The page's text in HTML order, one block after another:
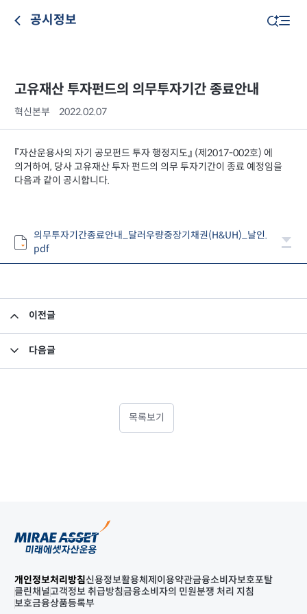
공시정보
고유재산 투자펀드의 의무투자기간 종료안내
혁신본부 2022.02.07
『자산운용사의 자기 공모펀드 투자 행정지도』 (제2017-002호) 에
의거하여, 당사 고유재산 투자 펀드의 의무 투자기간이 종료 예정임을
다음과 같이 공시합니다.
의무투자기간종료안내_달러우량중장기채권(H&UH)_날인.
pdf
이전글
다음글
목록보기
개인정보처리방침신용정보활용체제 이용약관금융소비자보호포탈
클린채널고객정보 취급방침금융소비자의 민원분쟁 처리 지침
보호금융상품등록부